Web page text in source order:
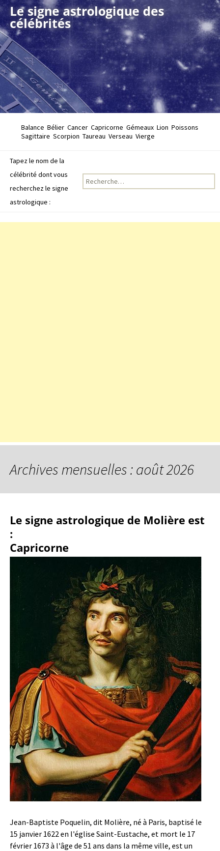
Le signe astrologique des
célébrités
Balance Bélier Cancer Capricorne Gémeaux Lion Poissons
Sagittaire Scorpion Taureau Verseau Vierge
Tapez le nom de la
célébrité dont vous
recherchez le signe
astrologique :
Recherche pour :
Archives mensuelles : août 2026
Le signe astrologique de Molière est
:
Capricorne
Jean-Baptiste Poquelin, dit Molière, né à Paris, baptisé le
15 janvier 1622 en l'église Saint-Eustache, et mort le 17
février 1673 à l'âge de 51 ans dans la même ville, est un